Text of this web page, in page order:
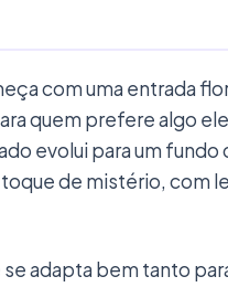
com uma entrada
quem prefere algo
evolui para um fundo
de mistério, com
adapta bem tanto